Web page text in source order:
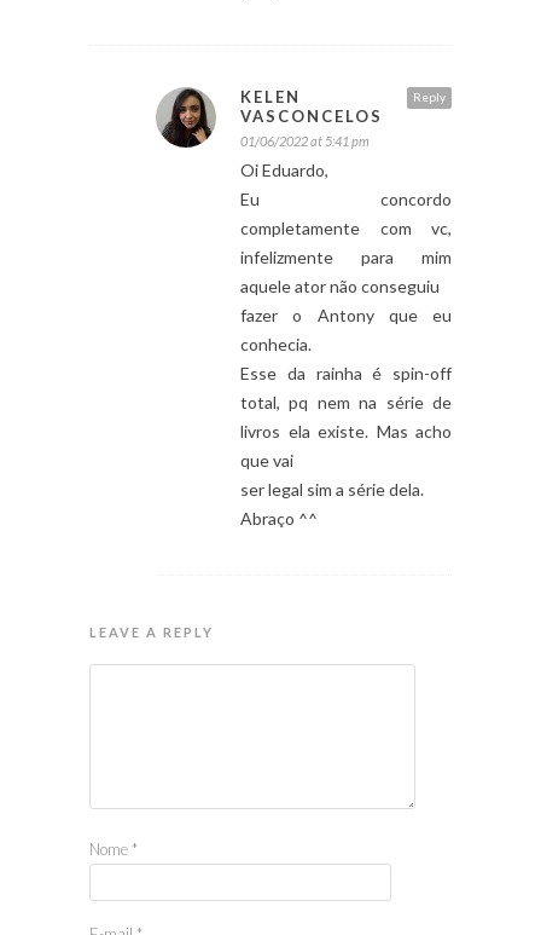
Reply
KELEN
VASCONCELOS
01/06/2022 at 5:41 pm
Oi Eduardo,
Eu concordo
completamente com vc,
infelizmente para mim
aquele ator não conseguiu
fazer o Antony que eu
conhecia.
Esse da rainha é spin-off
total, pq nem na série de
livros ela existe. Mas acho
que vai
ser legal sim a série dela.
Abraço ^^
LEAVE A REPLY
Nome *